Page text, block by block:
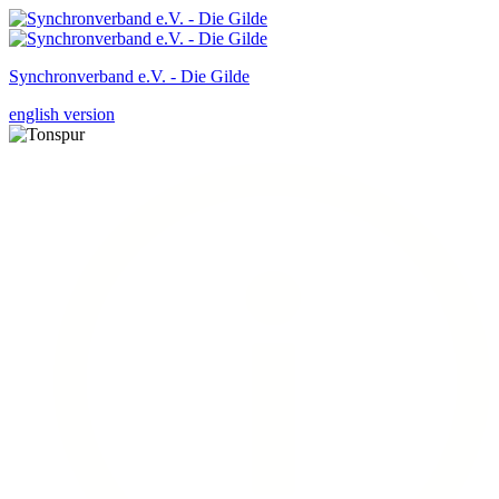
Synchronverband e.V. - Die Gilde
english version